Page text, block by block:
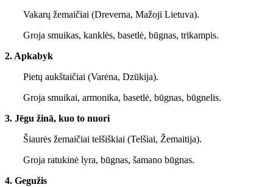
Vakarų žemaičiai (Dreverna, Mažoji Lietuva).
Groja smuikas, kanklės, basetlė, būgnas, trikampis.
2. Apkabyk
Pietų aukštaičiai (Varėna, Dzūkija).
Groja smuikai, armonika, basetlė, būgnas, būgnelis.
3. Jēgu žinā, kuo to nuori
Šiaurės žemaičiai telšiškiai (Telšiai, Žemaitija).
Groja ratukinė lyra, būgnas, šamano būgnas.
4. Gegužis